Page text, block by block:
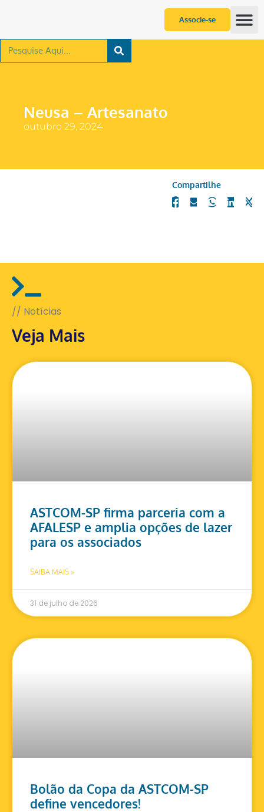
Associe-se
Neusa – Artesanato
outubro 29, 2024
Compartilhe
// Notícias
Veja Mais
ASTCOM-SP firma parceria com a
AFALESP e amplia opções de lazer
para os associados
SAIBA MAIS »
31 de julho de 2026
Bolão da Copa da ASTCOM-SP
define vencedores!